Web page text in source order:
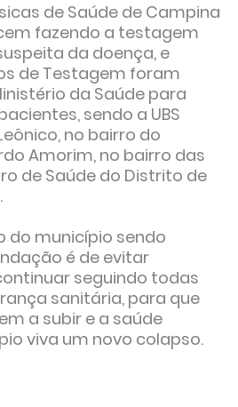
de Saúde de Campina
fazendo a testagem
da doença, e
de Testagem foram
da Saúde para
sendo a UBS
no bairro do
Amorim, no bairro das
de Saúde do Distrito de
do município sendo
é de evitar
seguindo todas
sanitária, para que
a subir e a saúde
viva um novo colapso.